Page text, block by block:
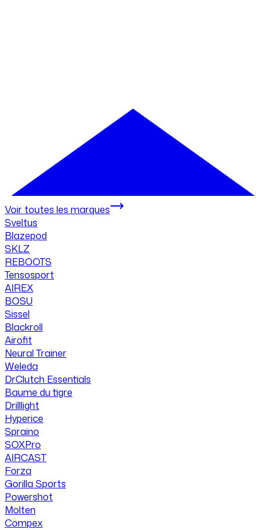
Voir toutes les marques
Sveltus
Blazepod
SKLZ
REBOOTS
Tensosport
AIREX
BOSU
Sissel
Blackroll
Airofit
Neural Trainer
Weleda
DrClutch Essentials
Baume du tigre
Drilllight
Hyperice
Spraino
SOXPro
AIRCAST
Forza
Gorilla Sports
Powershot
Molten
Compex